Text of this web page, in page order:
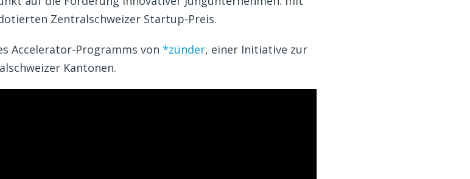
Zentralschweizer Startup-Preis.
Accelerator-Programms von *zünder, einer Initiative zur
Kantonen.